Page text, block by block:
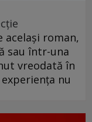
același roman,
sau într-una
vreodată în
nu